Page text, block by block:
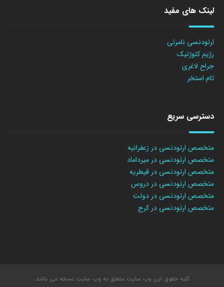
لینک های مفید
ارتودنسی نامرئی
رژیم کتوژنیک
جراح لاغری
تام استخر
دسترسی سریع
متخصص ارتودنسی در زعفرانیه
متخصص ارتودنسی در میرداماد
متخصص ارتودنسی در قیطریه
متخصص ارتودنسی در دروس
متخصص ارتودنسی در دولت
متخصص ارتودنسی در کرج
کلیه حقوق این وب سایت متعلق به وب سایت نسخه می باشد.